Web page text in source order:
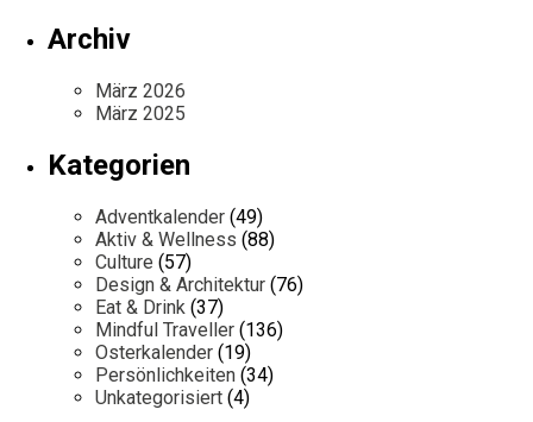
Archiv
März 2026
März 2025
Kategorien
Adventkalender (49)
Aktiv & Wellness (88)
Culture (57)
Design & Architektur (76)
Eat & Drink (37)
Mindful Traveller (136)
Osterkalender (19)
Persönlichkeiten (34)
Unkategorisiert (4)